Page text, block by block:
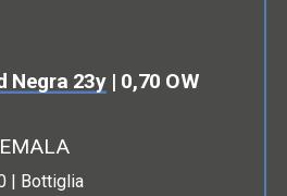
Negra 23y| 0,70 OW
| Bottiglia